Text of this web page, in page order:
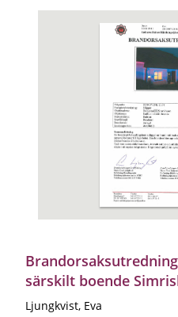
särskilt boende
Ljungkvist, Eva